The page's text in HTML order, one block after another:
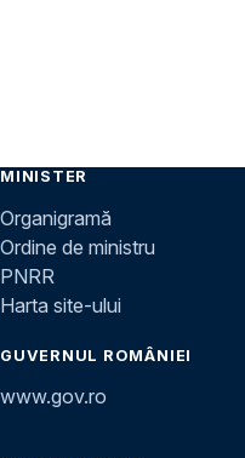
MINISTER
Organigramă
Ordine de ministru
PNRR
Harta site-ului
GUVERNUL ROMÂNIEI
www.gov.ro